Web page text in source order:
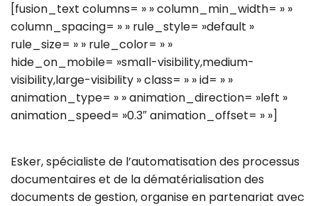
[fusion_text columns= » » column_min_width= » »
column_spacing= » » rule_style= »default »
rule_size= » » rule_color= » »
hide_on_mobile= »small-visibility,medium-
visibility,large-visibility » class= » » id= » »
animation_type= » » animation_direction= »left »
animation_speed= »0.3″ animation_offset= » »]
Esker, spécialiste de l’automatisation des processus
documentaires et de la dématérialisation des
documents de gestion, organise en partenariat avec